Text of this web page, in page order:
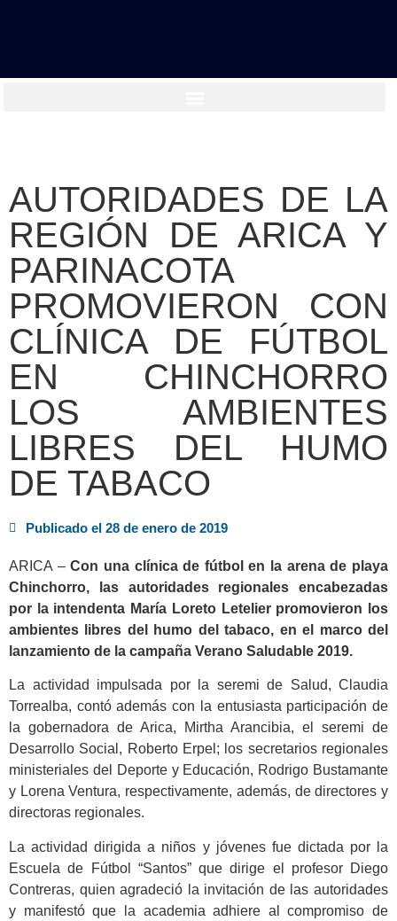
AUTORIDADES DE LA
REGIÓN DE ARICA Y
PARINACOTA
PROMOVIERON CON
CLÍNICA DE FÚTBOL
EN CHINCHORRO
LOS AMBIENTES
LIBRES DEL HUMO
DE TABACO
Publicado el 28 de enero de 2019
ARICA –Con una clínica de fútbol en la arena de playa
Chinchorro, las autoridades regionales encabezadas
por la intendenta María Loreto Letelier promovieron los
ambientes libres del humo del tabaco, en el marco del
lanzamiento de la campaña Verano Saludable 2019.
La actividad impulsada por la seremi de Salud, Claudia
Torrealba, contó además con la entusiasta participación de
la gobernadora de Arica, Mirtha Arancibia, el seremi de
Desarrollo Social, Roberto Erpel; los secretarios regionales
ministeriales del Deporte y Educación, Rodrigo Bustamante
y Lorena Ventura, respectivamente, además, de directores y
directoras regionales.
La actividad dirigida a niños y jóvenes fue dictada por la
Escuela de Fútbol “Santos” que dirige el profesor Diego
Contreras, quien agradeció la invitación de las autoridades
y manifestó que la academia adhiere al compromiso de